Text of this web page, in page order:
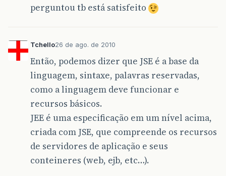
perguntou tb está satisfeito
Tchello26 de ago. de 2010
Então, podemos dizer que JSE é a base da
linguagem, sintaxe, palavras reservadas,
como a linguagem deve funcionar e
recursos básicos.
JEE é uma especificação em um nível acima,
criada com JSE, que compreende os recursos
de servidores de aplicação e seus
conteineres (web, ejb, etc…).